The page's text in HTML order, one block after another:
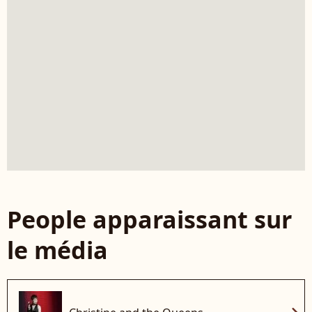
People apparaissant sur
le média